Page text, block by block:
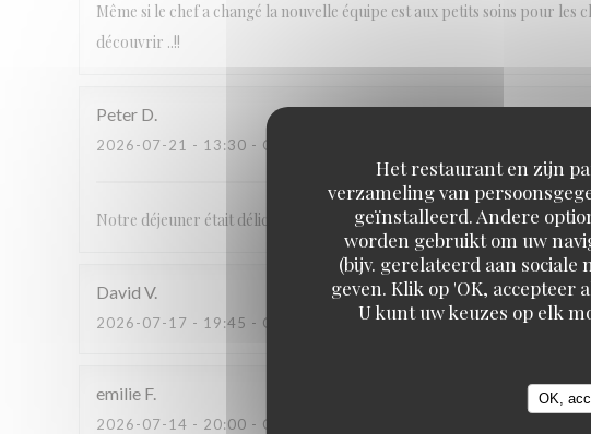
Het restaurant en zijn
verzameling van
geïnstalleerd. Andere
worden gebruikt om uw
(bijv. gerelateerd aan
geven. Klik op 'OK, accepteer
U kunt uw keuzes op elk
OK,
Même si le chef a changé la nouvelle équipe est aux petits soins pour
découvrir ..!!
Peter D
2026-07-21 - 13:30 - GASTEN 2
Notre déjeuner était délicieux. Ça nous étonne que il n’y a pas plus du
David V
2026-07-17 - 19:45 - GASTEN 4 SERVICE:
emilie F
2026-07-14 - 20:00 - GASTEN 4